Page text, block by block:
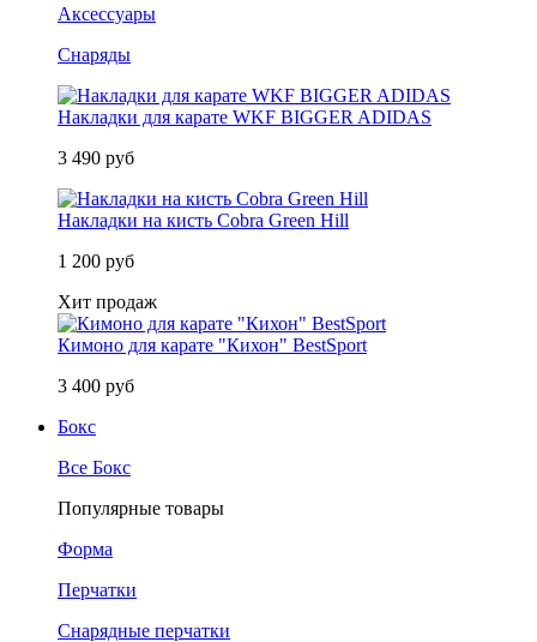
Аксессуары
Снаряды
Накладки для карате WKF BIGGER ADIDAS
3 490 руб
Накладки на кисть Cobra Green Hill
1 200 руб
Хит продаж
Кимоно для карате "Кихон" BestSport
3 400 руб
Бокс
Все Бокс
Популярные товары
Форма
Перчатки
Снарядные перчатки